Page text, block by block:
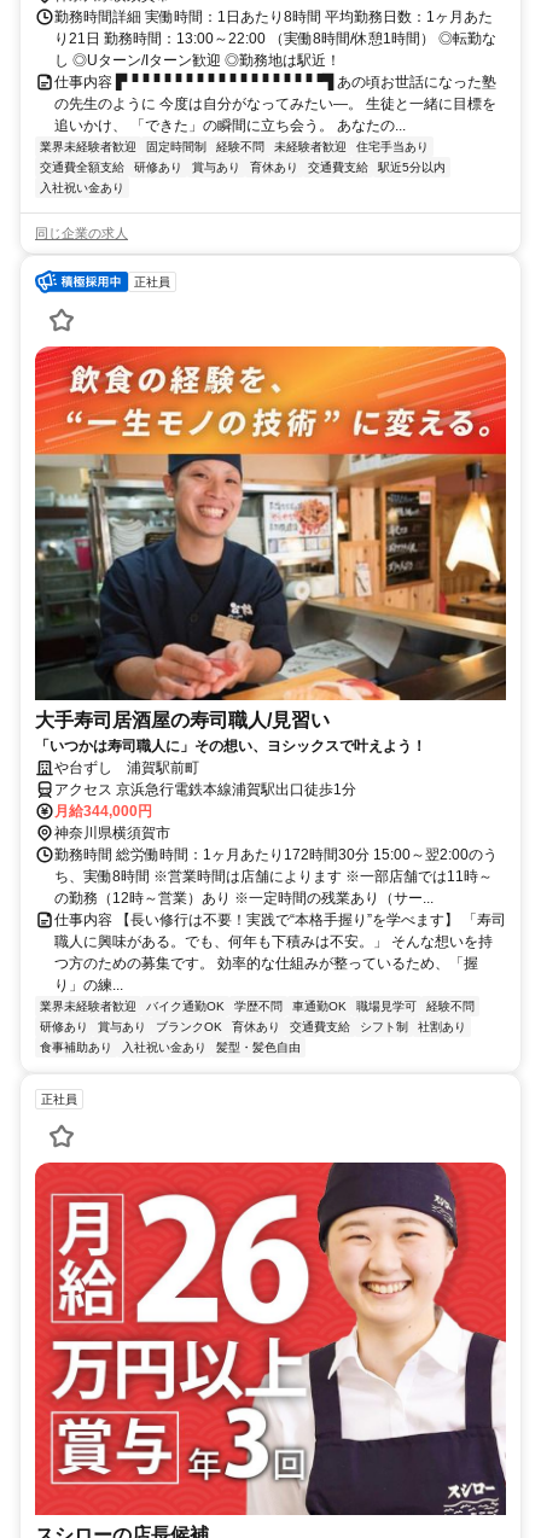
勤務時間詳細 実働時間：1日あたり8時間 平均勤務日数：1ヶ月あた
り21日 勤務時間：13:00～22:00 （実働8時間/休憩1時間） ◎転勤な
し ◎Uターン/Iターン歓迎 ◎勤務地は駅近！
仕事内容 ▛▝▝▝▝▝▝▝▝▝▝▝▝▝▝▝▝▝▝▜ あの頃お世話になった塾
の先生のように 今度は自分がなってみたい―。 生徒と一緒に目標を
追いかけ、 「できた」の瞬間に立ち会う。 あなたの...
業界未経験者歓迎 固定時間制 経験不問 未経験者歓迎
住宅手当あり
交通費全額支給
研修あり 賞与あり 育休あり 交通費支給
駅近5分以内
入社祝い金あり
同じ企業の求人
正社員
大手寿司居酒屋の寿司職人/見習い
「いつかは寿司職人に」その想い、ヨシックスで叶えよう！
や台ずし 浦賀駅前町
アクセス 京浜急行電鉄本線浦賀駅出口徒歩1分
月給344,000円
神奈川県横須賀市
勤務時間 総労働時間：1ヶ月あたり172時間30分 15:00～翌2:00のう
ち、実働8時間 ※営業時間は店舗によります ※一部店舗では11時～
の勤務（12時～営業）あり ※一定時間の残業あり（サー...
仕事内容 【長い修行は不要！実践で“本格手握り”を学べます】 「寿司
職人に興味がある。でも、何年も下積みは不安。」 そんな想いを持
つ方のための募集です。 効率的な仕組みが整っているため、「握
り」の練...
業界未経験者歓迎 バイク通勤OK 学歴不問 車通勤OK 職場見学可
経験不問
研修あり
賞与あり ブランクOK 育休あり 交通費支給 シフト制
社割あり
食事補助あり
入社祝い金あり 髪型・髪色自由
正社員